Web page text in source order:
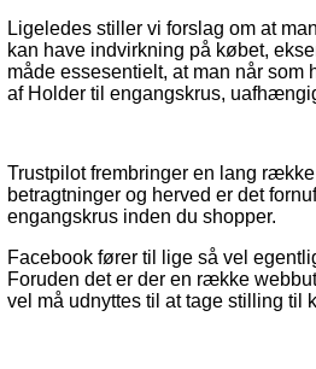
Ligeledes stiller vi forslag om at
kan have indvirkning på købet,
måde essesentielt, at man når som
af Holder til engangskrus,
Trustpilot frembringer en lang
betragtninger og herved er det
engangskrus inden du shopper.
Facebook fører til lige så vel
Foruden det er der en række
vel må udnyttes til at tage stilling til